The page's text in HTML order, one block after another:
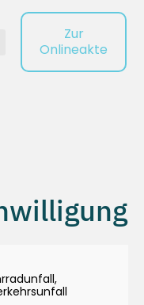
Zur
Onlineakte
,